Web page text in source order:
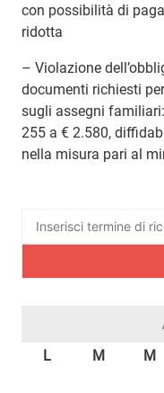
con possibilità di
ridotta
– Violazione
documenti richiesti
sugli assegni
255 a € 2.580,
nella misura pari al
Ricerca
L M M